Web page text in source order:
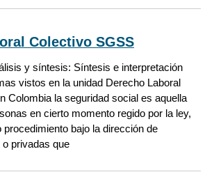
Colectivo SGSS
y síntesis: Síntesis e interpretación
vistos en la unidad Derecho Laboral
Colombia la seguridad social es aquella
en cierto momento regido por la ley,
procedimiento bajo la dirección de
privadas que